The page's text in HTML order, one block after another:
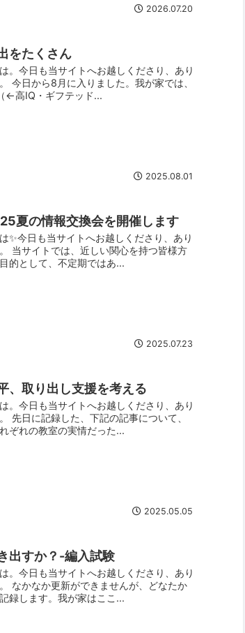
2026.07.20
をたくさん
。今日も当サイトへお越しくださり、あり
今日から8月に入りました。我が家では、
←高IQ・ギフテッド...
2025.08.01
夏の情報交換会を開催します
✨今日も当サイトへお越しくださり、あり
当サイトでは、近しい関心を持つ皆様方
的として、不定期ではあ...
2025.07.23
、取り出し支援を考える
。今日も当サイトへお越しくださり、あり
先日に記録した、下記の記事について、
ぞれの教室の実情だった...
2025.05.05
出すか？-編入試験
。今日も当サイトへお越しくださり、あり
なかなか更新ができませんが、どなたか
録します。我が家はここ...